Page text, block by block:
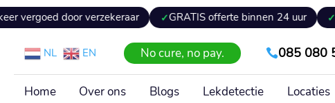
verzekeraar GRATIS offerte binnen 24 uur Een
NL EN No cure, no pay. 085 080
Home Over ons Blogs Lekdetectie Locaties